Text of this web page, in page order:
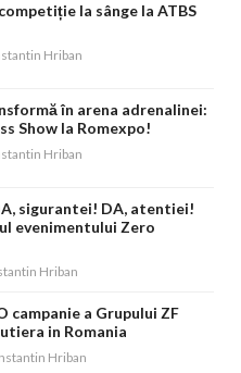
la sânge la ATBS
Hriban
în arena adrenalinei:
Show la Romexpo!
Hriban
sigurantei! DA, atentiei!
evenimentului Zero
Hriban
campanie a Grupului ZF
in Romania
Hriban